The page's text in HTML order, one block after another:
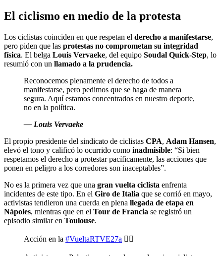
El ciclismo en medio de la protesta
Los ciclistas coinciden en que respetan el derecho a manifestarse,
pero piden que las protestas no comprometan su integridad
física. El belga Louis Vervaeke, del equipo Soudal Quick-Step, lo
resumió con un llamado a la prudencia.
Reconocemos plenamente el derecho de todos a
manifestarse, pero pedimos que se haga de manera
segura. Aquí estamos concentrados en nuestro deporte,
no en la política.
— Louis Vervaeke
El propio presidente del sindicato de ciclistas CPA, Adam Hansen,
elevó el tono y calificó lo ocurrido como inadmisible: “Si bien
respetamos el derecho a protestar pacíficamente, las acciones que
ponen en peligro a los corredores son inaceptables”.
No es la primera vez que una gran vuelta ciclista enfrenta
incidentes de este tipo. En el Giro de Italia que se corrió en mayo,
activistas tendieron una cuerda en plena llegada de etapa en
Nápoles, mientras que en el Tour de Francia se registró un
episodio similar en Toulouse.
Acción en la #VueltaRTVE27a 🚴‍♂️